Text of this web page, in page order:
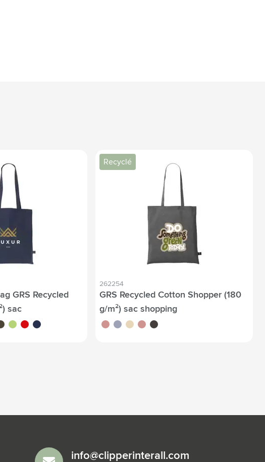
GRS Recycled
sac
olive
vert clairrougebleu marine
Recyclé
262254
GRS Recycled Cotton Shopper (180
g/m²) sac shopping
gris bleu beigerougegris foncé
info@clipperinterall.com